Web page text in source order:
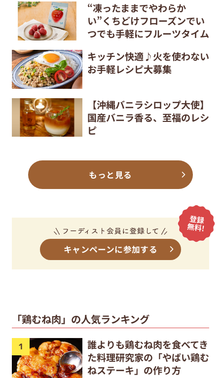
“凍ったままでやわらか
い”くちどけフローズンでい
つでも手軽にフルーツタイム
キッチン快適♪火を使わない
お手軽レシピ大募集
【沖縄バニラシロップ大使】
国産バニラ香る、至福のレシ
ピ
もっと見る
キャンペーンに参加する
「鶏むね肉」の人気ランキング
誰よりも鶏むね肉を食べてき
た料理研究家の「やばい鶏む
ねステーキ」の作り方